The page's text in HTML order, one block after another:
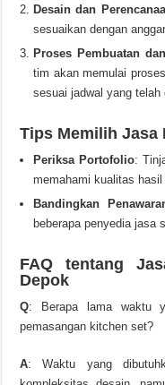
Desain dan
sesuaikan dengan
Proses Pembuatan
tim akan memulai
sesuai jadwal yang telah
Tips Memilih Jasa
Periksa Portofolio:
memahami kualitas
Bandingkan
beberapa penyedia jasa
FAQ tentang
Depok
Q: Berapa lama waktu
pemasangan kitchen set?
A: Waktu yang